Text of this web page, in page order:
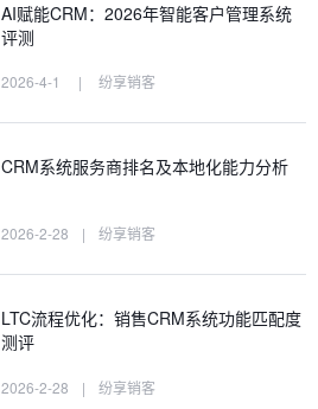
AI赋能CRM：2026年智能客户管理系统
评测
2026-4-1 | 纷享销客
CRM系统服务商排名及本地化能力分析
2026-2-28 | 纷享销客
LTC流程优化：销售CRM系统功能匹配度
测评
2026-2-28 | 纷享销客